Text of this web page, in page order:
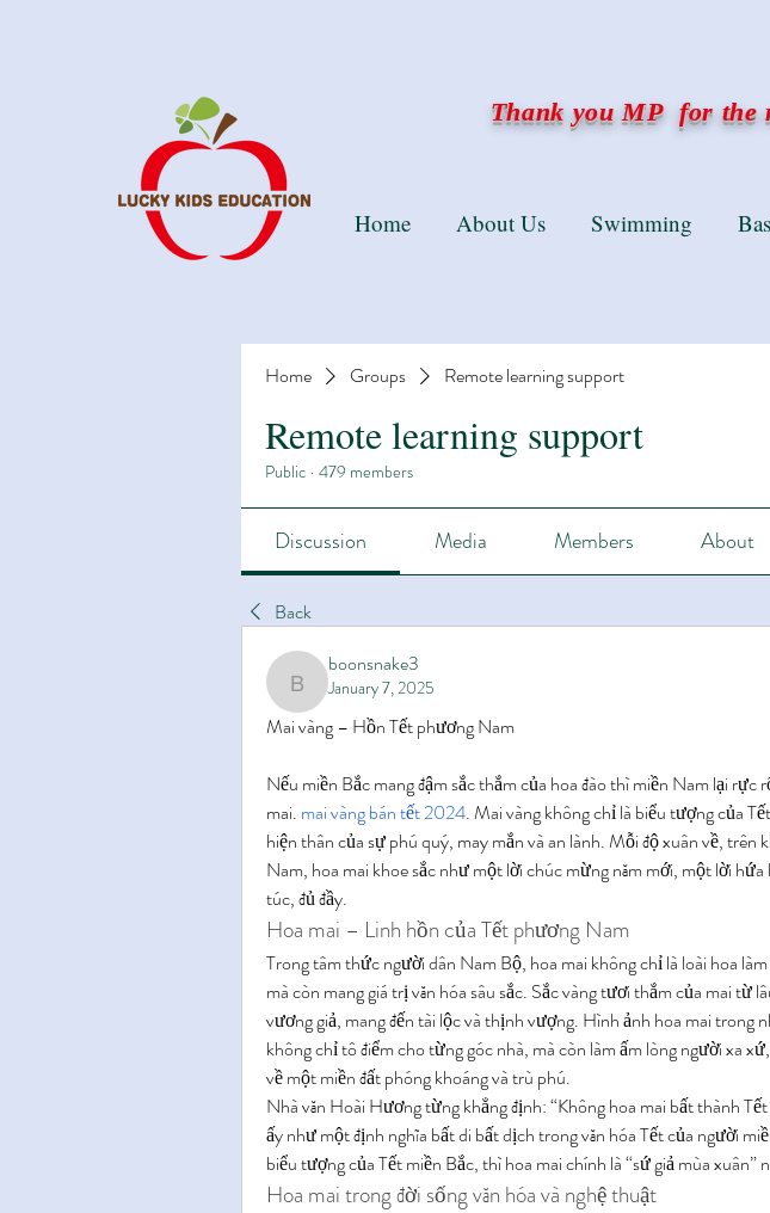
Thank you MP for the
Home Groups Remote learning support
Remote learning support
Public · 479 members
Discussion Media Members About
Back
boonsnake3
boonsnake3
January 7, 2025
Mai vàng – Hồn Tết phương Nam
Nếu miền Bắc mang đậm sắc thắm của hoa đào thì miền Nam lại rực
mai. mai vàng bán tết 2024. Mai vàng không chỉ là biểu tượng của
hiện thân của sự phú quý, may mắn và an lành. Mỗi độ xuân về, trên
Nam, hoa mai khoe sắc như một lời chúc mừng năm mới, một lời hứa
túc, đủ đầy.
Hoa mai – Linh hồn của Tết phương Nam
Trong tâm thức người dân Nam Bộ, hoa mai không chỉ là loài hoa
mà còn mang giá trị văn hóa sâu sắc. Sắc vàng tươi thắm của mai từ
vương giả, mang đến tài lộc và thịnh vượng. Hình ảnh hoa mai trong
không chỉ tô điểm cho từng góc nhà, mà còn làm ấm lòng người xa
về một miền đất phóng khoáng và trù phú.
Nhà văn Hoài Hương từng khẳng định: “Không hoa mai bất thành
ấy như một định nghĩa bất di bất dịch trong văn hóa Tết của người
biểu tượng của Tết miền Bắc, thì hoa mai chính là “sứ giả mùa xuân”
Hoa mai trong đời sống văn hóa và nghệ thuật
Home About Us Swimming